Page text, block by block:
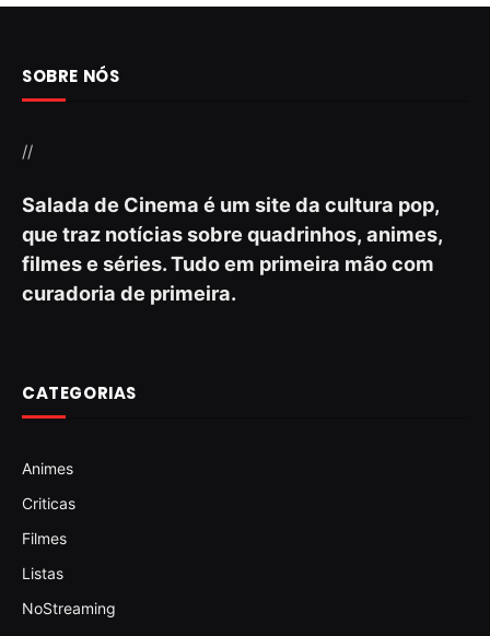
SOBRE NÓS
//
Salada de Cinema é um site da cultura pop,
que traz notícias sobre quadrinhos, animes,
filmes e séries. Tudo em primeira mão com
curadoria de primeira.
CATEGORIAS
Animes
Criticas
Filmes
Listas
NoStreaming